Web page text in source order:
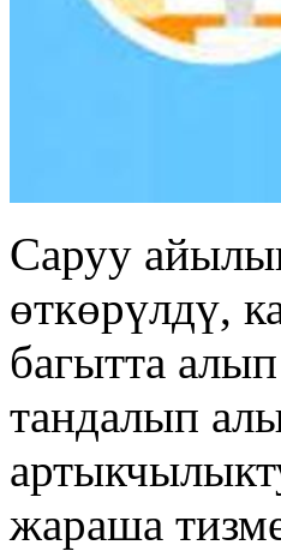
Саруу
өткөрүлдү,
багытта
тандалып
жараша